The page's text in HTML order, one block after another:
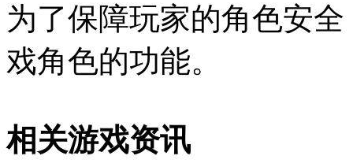
为了保障玩家的角色安
戏角色的功能。
相关游戏资讯